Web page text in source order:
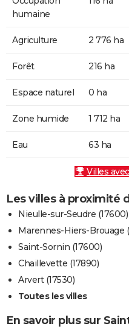
humaine
Agriculture 2 776 ha
Forêt 216 ha
Espace naturel 0 ha
Zone humide 1 712 ha
Eau 63 ha
Villes
Les villes à proximité
Nieulle-sur-Seudre (17600)
Marennes-Hiers-Brouage
Saint-Sornin (17600)
Chaillevette (17890)
Arvert (17530)
Toutes les villes
En savoir plus sur